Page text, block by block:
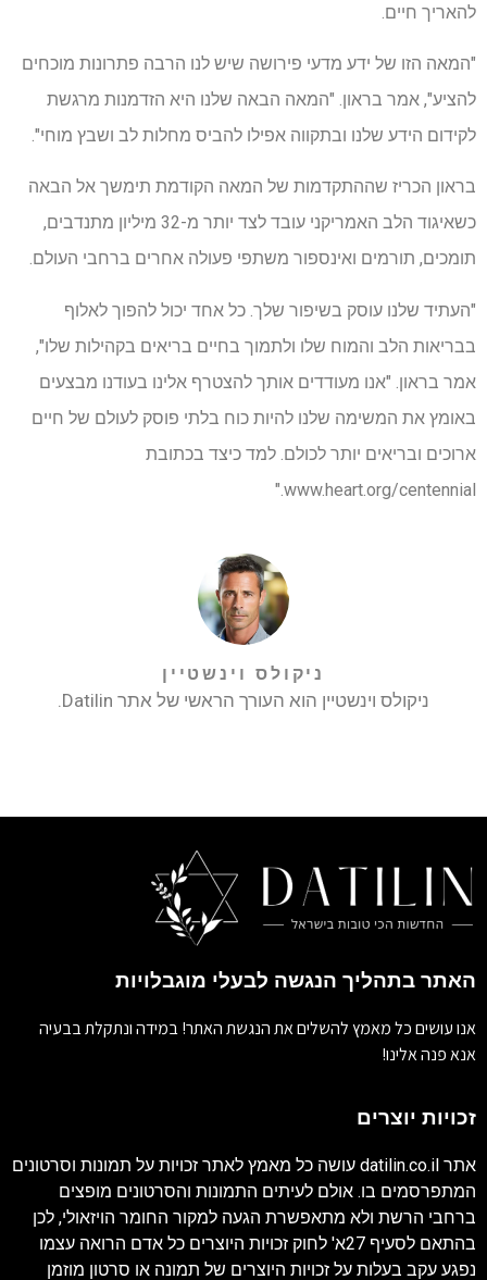
להאריך חיים.
"המאה הזו של ידע מדעי פירושה שיש לנו הרבה פתרונות מוכחים
להציע", אמר בראון. "המאה הבאה שלנו היא הזדמנות מרגשת
לקידום הידע שלנו ובתקווה אפילו להביס מחלות לב ושבץ מוחי".
בראון הכריז שההתקדמות של המאה הקודמת תימשך אל הבאה
כשאיגוד הלב האמריקני עובד לצד יותר מ-32 מיליון מתנדבים,
תומכים, תורמים ואינספור משתפי פעולה אחרים ברחבי העולם.
"העתיד שלנו עוסק בשיפור שלך. כל אחד יכול להפוך לאלוף
בבריאות הלב והמוח שלו ולתמוך בחיים בריאים בקהילות שלו",
אמר בראון. "אנו מעודדים אותך להצטרף אלינו בעודנו מבצעים
באומץ את המשימה שלנו להיות כוח בלתי פוסק לעולם של חיים
ארוכים ובריאים יותר לכולם. למד כיצד בכתובת
www.heart.org/centennial."
ניקולס וינשטיין
ניקולס וינשטיין הוא העורך הראשי של אתר Datilin.
האתר בתהליך הנגשה לבעלי מוגבלויות
אנו עושים כל מאמץ להשלים את הנגשת האתר! במידה ונתקלת בבעיה
אנא פנה אלינו!
זכויות יוצרים
אתר datilin.co.il עושה כל מאמץ לאתר זכויות על תמונות וסרטונים
המתפרסמים בו. אולם לעיתים התמונות והסרטונים מופצים
ברחבי הרשת ולא מתאפשרת הגעה למקור החומר הויזאולי, לכן
בהתאם לסעיף 27א' לחוק זכויות היוצרים כל אדם הרואה עצמו
נפגע עקב בעלות על זכויות היוצרים של תמונה או סרטון מוזמן